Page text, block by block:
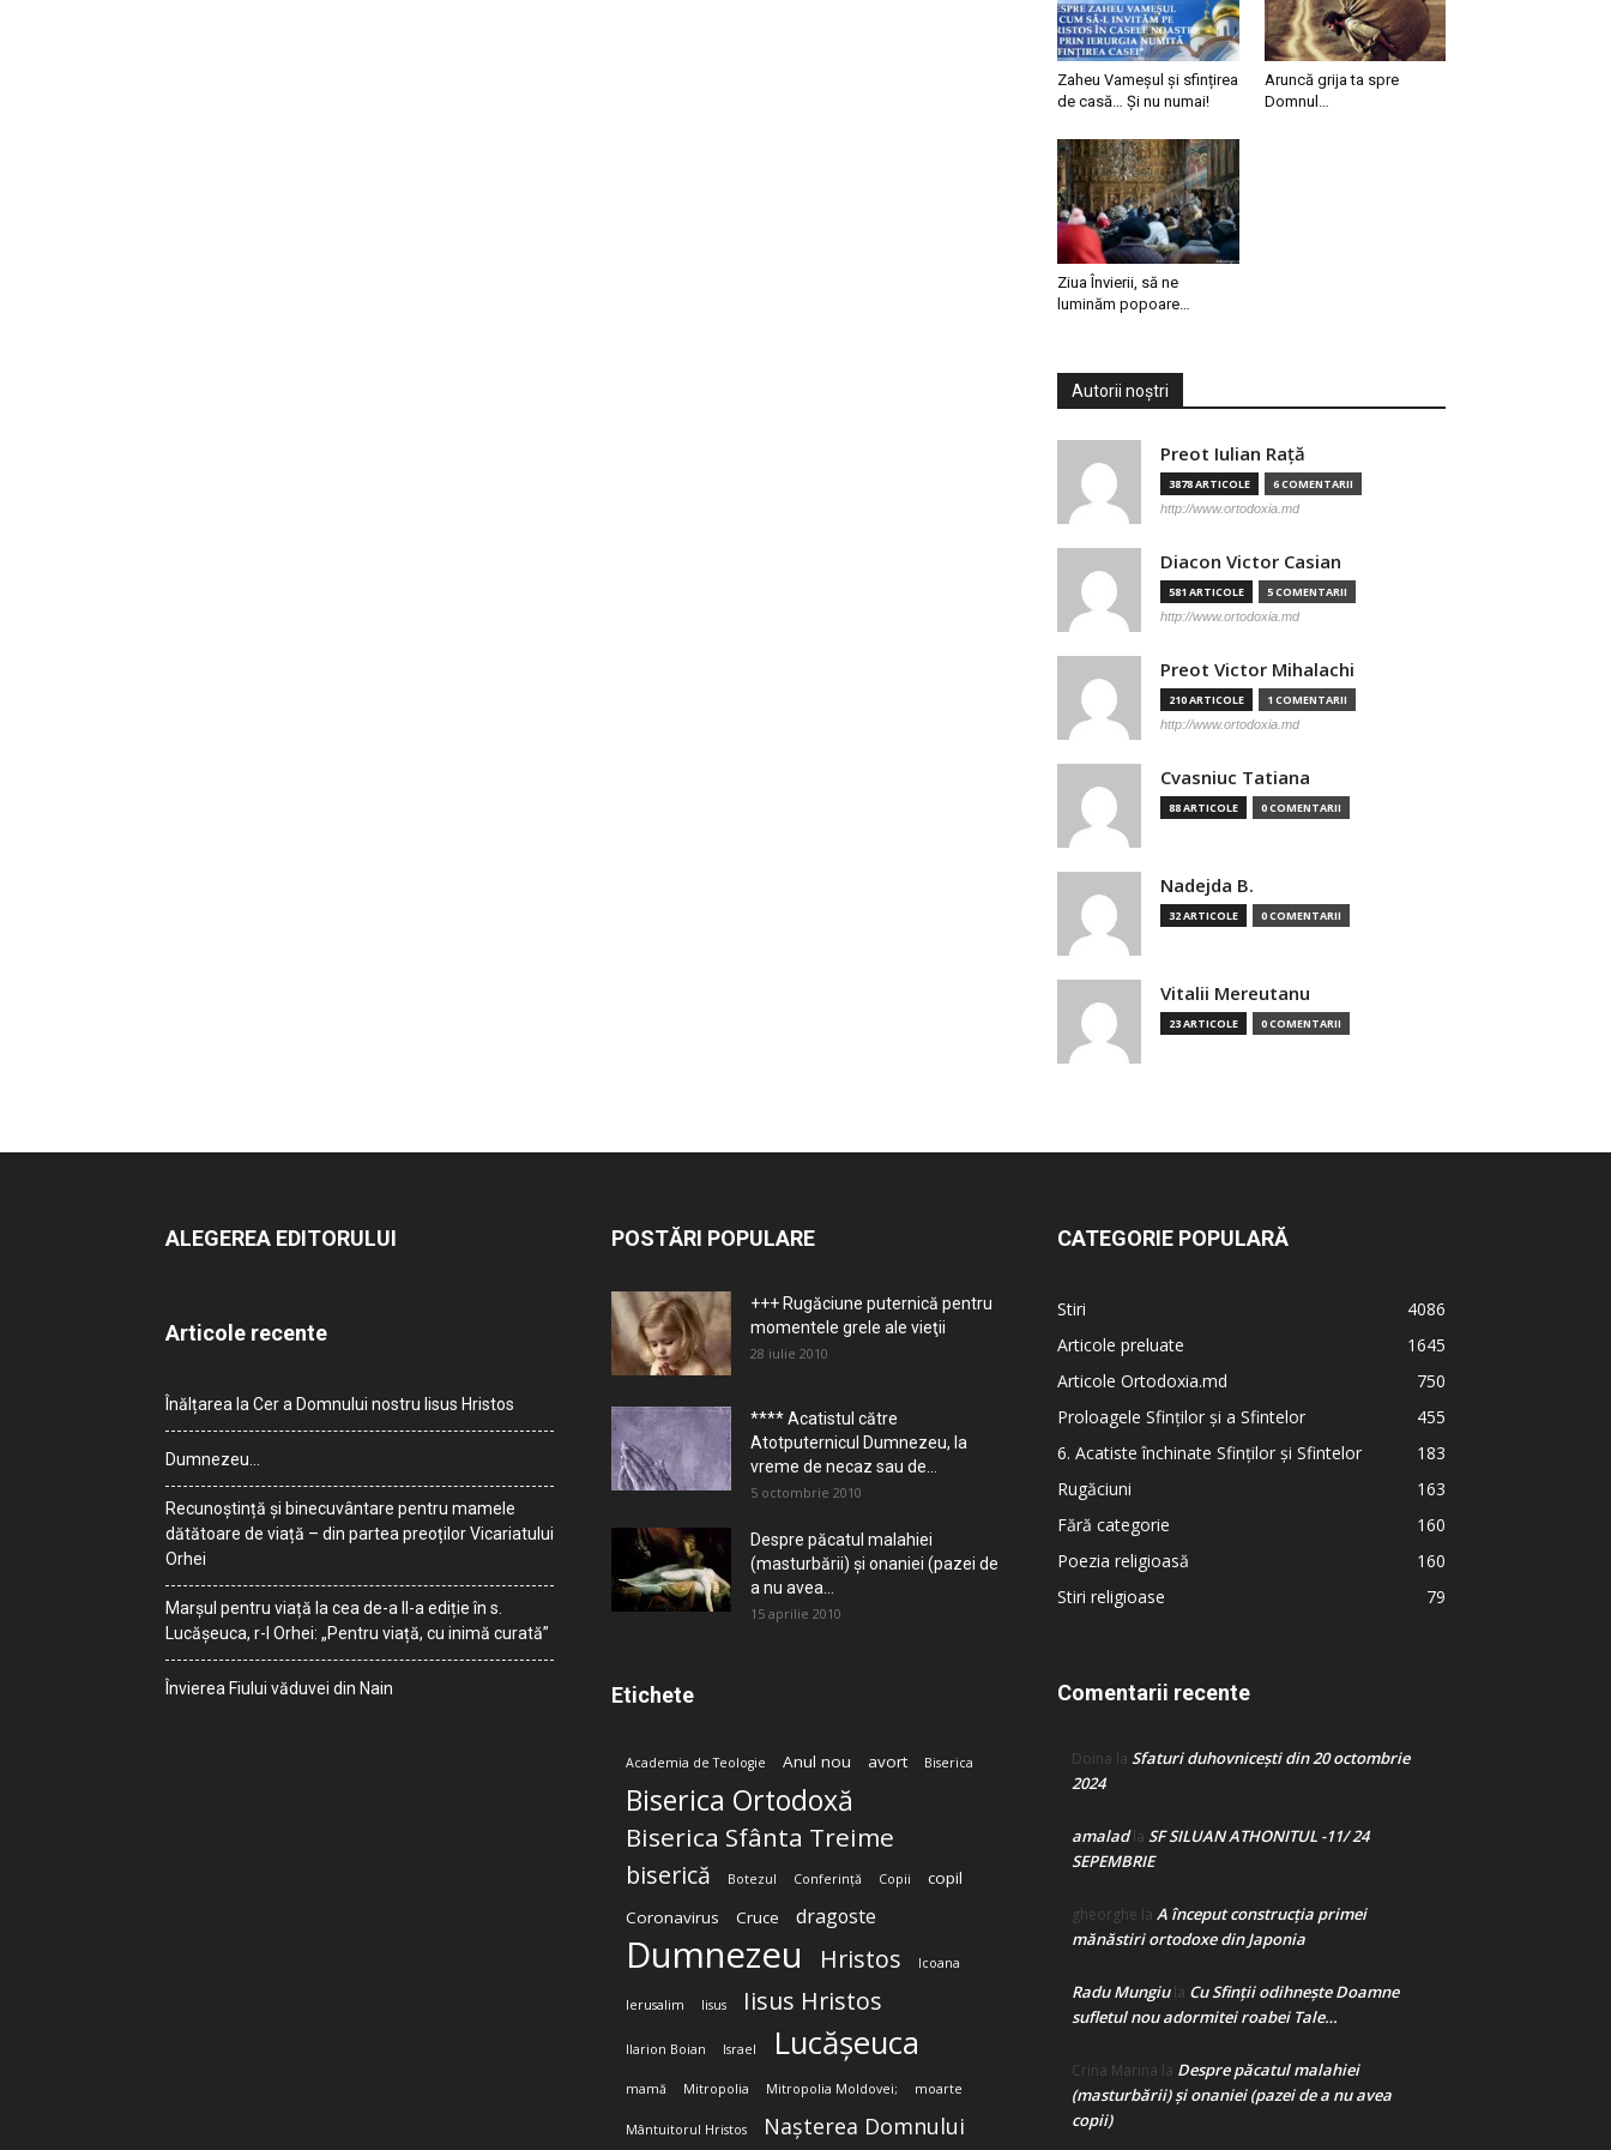
Zaheu Vameșul și sfințirea
de casă… Și nu numai!
Aruncă grija ta spre
Domnul…
Ziua Învierii, să ne
luminăm popoare…
Autorii noștri
Preot Iulian Raţă
3878 ARTICOLE 6 COMENTARII
http://www.ortodoxia.md
Diacon Victor Casian
581 ARTICOLE 5 COMENTARII
http://www.ortodoxia.md
Preot Victor Mihalachi
210 ARTICOLE 1 COMENTARII
http://www.ortodoxia.md
Cvasniuc Tatiana
88 ARTICOLE 0 COMENTARII
Nadejda B.
32 ARTICOLE 0 COMENTARII
Vitalii Mereutanu
23 ARTICOLE 0 COMENTARII
ALEGEREA EDITORULUI
Articole recente
Înălțarea la Cer a Domnului nostru Iisus Hristos
Dumnezeu…
Recunoștință și binecuvântare pentru mamele
dătătoare de viață – din partea preoților Vicariatului
Orhei
Marșul pentru viață la cea de-a II-a ediție în s.
Lucășeuca, r-l Orhei: „Pentru viață, cu inimă curată”
Învierea Fiului văduvei din Nain
POSTĂRI POPULARE
+++ Rugăciune puternică pentru
momentele grele ale vieţii
28 iulie 2010
**** Acatistul către
Atotputernicul Dumnezeu, la
vreme de necaz sau de...
5 octombrie 2010
Despre păcatul malahiei
(masturbării) şi onaniei (pazei de
a nu avea...
15 aprilie 2010
Etichete
Academia de Teologie Anul nou avort Biserica
Biserica Ortodoxă
Biserica Sfânta Treime
biserică Botezul Conferință Copii
copil
Coronavirus
Cruce dragoste
Dumnezeu Hristos Icoana
Ierusalim Iisus Iisus Hristos
Ilarion Boian Israel Lucășeuca
mamă Mitropolia Mitropolia Moldovei; moarte
Mântuitorul Hristos Nașterea Domnului
CATEGORIE POPULARĂ
Stiri
4086
Articole preluate
1645
Articole Ortodoxia.md
750
Proloagele Sfinților și a Sfintelor
455
6. Acatiste închinate Sfinților și Sfintelor
183
Rugăciuni
163
Fără categorie
160
Poezia religioasă
160
Stiri religioase
79
Comentarii recente
Doina la Sfaturi duhovnicești din 20 octombrie
2024
amaladla SF SILUAN ATHONITUL -11/ 24
SEPEMBRIE
gheorghe la A început construcţia primei
mănăstiri ortodoxe din Japonia
Radu Mungiula Cu Sfinții odihnește Doamne
sufletul nou adormitei roabei Tale…
Crina Marina la Despre păcatul malahiei
(masturbării) şi onaniei (pazei de a nu avea
copii)